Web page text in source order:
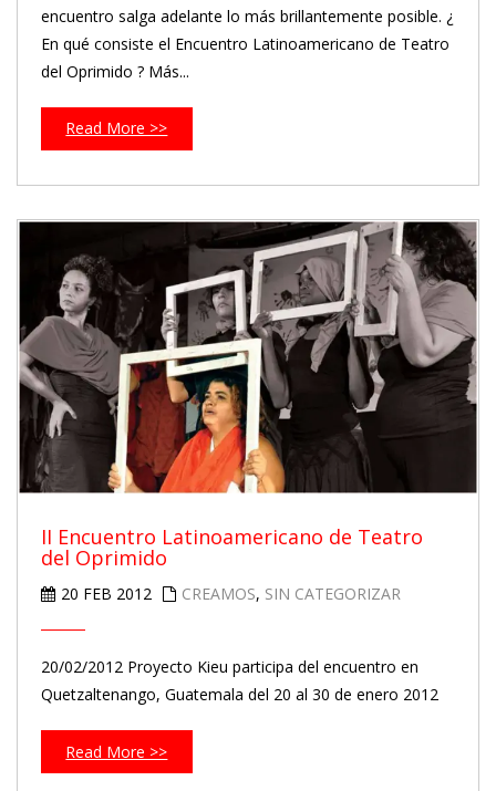
encuentro salga adelante lo más brillantemente posible. ¿
En qué consiste el Encuentro Latinoamericano de Teatro
del Oprimido ? Más...
Read More >>
II Encuentro Latinoamericano de Teatro
del Oprimido
20 FEB 2012 CREAMOS, SIN CATEGORIZAR
20/02/2012 Proyecto Kieu participa del encuentro en
Quetzaltenango, Guatemala del 20 al 30 de enero 2012
Read More >>